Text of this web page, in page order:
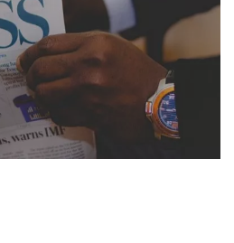
for everyone involved in the
including engineers,
and senior executives.
לחץ לפרטים